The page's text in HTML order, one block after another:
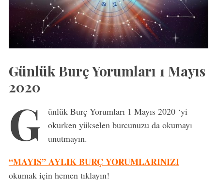
Günlük Burç Yorumları 1 Mayıs
2020
G
ünlük Burç Yorumları 1 Mayıs 2020 ‘yi
okurken yükselen burcunuzu da okumayı
unutmayın.
“MAYIS” AYLIK BURÇ YORUMLARINIZI
okumak için hemen tıklayın!